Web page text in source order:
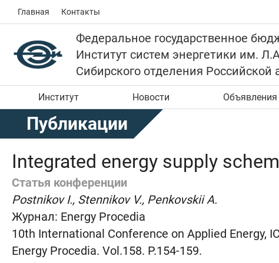
Главная Контакты
Федеральное государственное
Институт систем энергетики им.
Сибирского отделения Российской
Институт Новости Объявления
Публикации
Integrated energy supply
Статья конференции
Postnikov I., Stennikov V., Penkovskii A.
Журнал: Energy Procedia
10th International Conference on Applied Energy,
Energy Procedia. Vol.158. P.154-159.